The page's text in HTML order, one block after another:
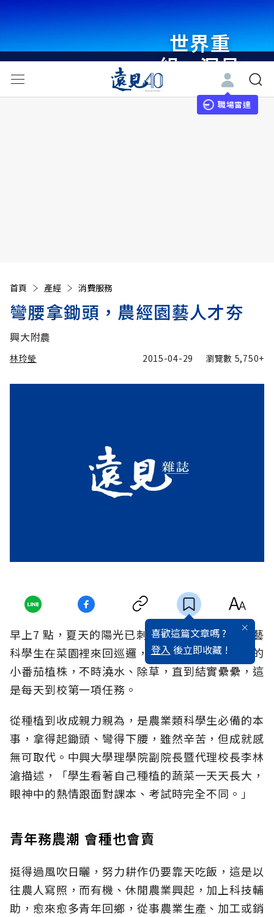
世界重
組・洞見
未來 與
世界領袖
職場雷達
首頁 產經 消費服務
彎腰拿鋤頭，農經園藝人才夯
興大附農
林玲瑩 2015-04-29 瀏覽數 5,750+
喜歡這篇文章嗎 ?
登入 後立即收藏 !
早上7 點，夏天的陽光已刺眼奪目，興大附農園藝
科學生在菜園裡來回巡邏，悉心檢查他們剛種下的
小番茄植株，不時澆水、除草，直到結實纍纍，這
是每天到校第一項任務。
從種植到收成親力親為，是農業類科學生必備的本
事，拿得起鋤頭、彎得下腰，雖然辛苦，但成就感
無可取代。中興大學理學院副院長暨代理校長李林
滄描述，「學生看著自己種植的蔬菜一天天長大，
眼神中的熱情跟面對課本、考試時完全不同。」
青年務農潮 會種也會賣
挺得過風吹日曬，努力耕作仍要靠天吃飯，這是以
往農人寫照，而有機、休閒農業興起，加上科技輔
助，愈來愈多青年回鄉，從事農業生產、加工或銷